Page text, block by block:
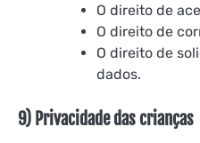
O direito de
O direito de
O direito de
dados.
9) Privacidade das crianças